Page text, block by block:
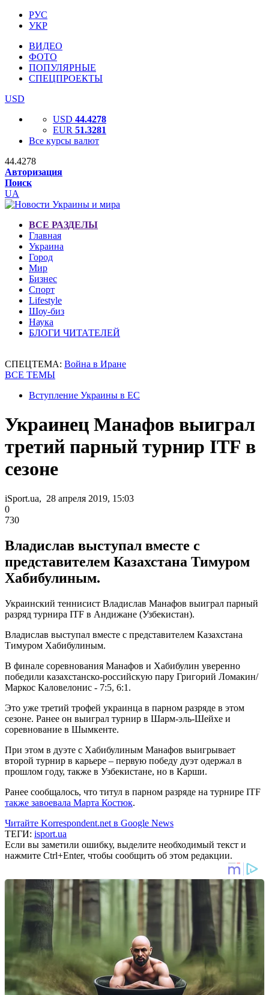
РУС
УКР
ВИДЕО
ФОТО
ПОПУЛЯРНЫЕ
СПЕЦПРОЕКТЫ
USD
USD 44.4278
EUR 51.3281
Все курсы валют
44.4278
Авторизация
Поиск
UA
ВСЕ РАЗДЕЛЫ
Главная
Украина
Город
Мир
Бизнес
Спорт
Lifestyle
Шоу-биз
Наука
БЛОГИ ЧИТАТЕЛЕЙ
СПЕЦТЕМА: Война в Иране
ВСЕ ТЕМЫ
Вступление Украины в ЕС
Украинец Манафов выиграл
третий парный турнир ITF в
сезоне
iSport.ua, 28 апреля 2019, 15:03
0
730
Владислав выступал вместе с
представителем Казахстана Тимуром
Хабибулиным.
Украинский теннисист Владислав Манафов выиграл парный
разряд турнира ITF в Андижане (Узбекистан).
Владислав выступал вместе с представителем Казахстана
Тимуром Хабибулиным.
В финале соревнования Манафов и Хабибулин уверенно
победили казахстанско-российскую пару Григорий Ломакин/
Маркос Каловелонис - 7:5, 6:1.
Это уже третий трофей украинца в парном разряде в этом
сезоне. Ранее он выиграл турнир в Шарм-эль-Шейхе и
соревнование в Шымкенте.
При этом в дуэте с Хабибулиным Манафов выигрывает
второй турнир в карьере – первую победу дуэт одержал в
прошлом году, также в Узбекистане, но в Карши.
Ранее сообщалось, что титул в парном разряде на турнире ITF
также завоевала Марта Костюк.
Читайте Korrespondent.net в Google News
ТЕГИ: isport.ua
Если вы заметили ошибку, выделите необходимый текст и
нажмите Ctrl+Enter, чтобы сообщить об этом редакции.